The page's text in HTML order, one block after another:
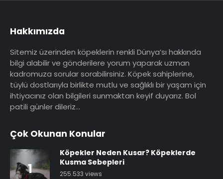
Hakkımızda
Sitemiz üzerinden köpeklerin renkli Dünya’sı hakkında
bilgi alabilir ve gönderilere yorum yaparak uzman
kadromuza sorular sorabilirsiniz. Köpek sahiplerine,
tüylü dostlarıyla birlikte mutlu ve sağlıklı bir yaşam için
ihtiyacınız olan bilgileri sunmaktan keyif duyarız. Bol
patili günler dileriz…
Çok Okunan Konular
1
Köpekler Neden Kusar? Köpeklerde
Kusma Sebepleri
255.533 views